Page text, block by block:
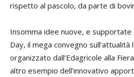
rispetto al pascolo, da parte di
Insomma idee nuove, e supportate
Day, il mega convegno
organizzato dall’Edagricole alla
altro esempio dell’innovativo